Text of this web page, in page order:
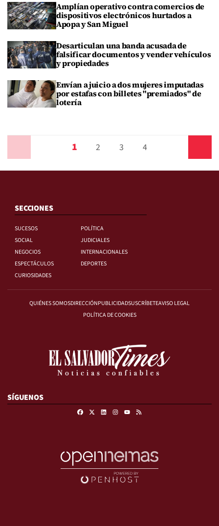
Amplían operativo contra comercios de
dispositivos electrónicos hurtados a
Apopa y San Miguel
Desarticulan una banda acusada de
falsificar documentos y vender vehículos
y propiedades
Envían a juicio a dos mujeres imputadas
por estafas con billetes "premiados" de
lotería
1 2 3 4
SECCIONES
SUCESOS
POLÍTICA
SOCIAL
JUDICIALES
NEGOCIOS
INTERNACIONALES
ESPECTÁCULOS
DEPORTES
CURIOSIDADES
QUIÉNES SOMOSDIRECCIÓNPUBLICIDADSUSCRÍBETEAVISO LEGAL
POLÍTICA DE COOKIES
SÍGUENOS
FacebookLinkedinInstagramRSS